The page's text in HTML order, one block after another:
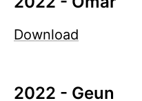
Download
2022 - Geun